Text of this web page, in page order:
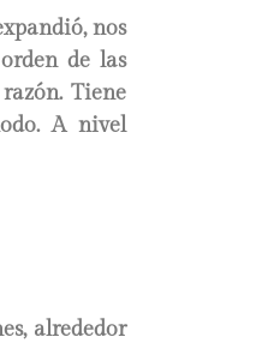
nos
de las
Tiene
A nivel
alrededor